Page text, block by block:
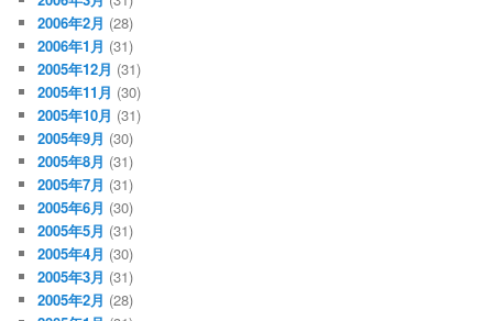
2006年2月 (28)
2006年1月 (31)
2005年12月 (31)
2005年11月 (30)
2005年10月 (31)
2005年9月 (30)
2005年8月 (31)
2005年7月 (31)
2005年6月 (30)
2005年5月 (31)
2005年4月 (30)
2005年3月 (31)
2005年2月 (28)